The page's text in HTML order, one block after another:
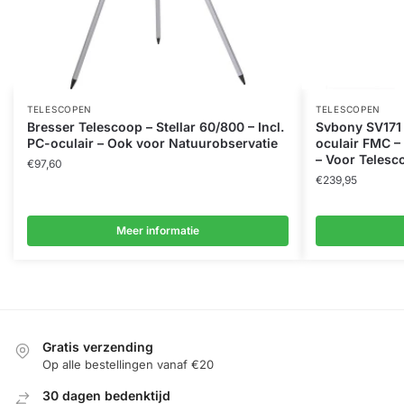
TELESCOPEN
Bresser Telescoop – Stellar 60/800 – Incl.
PC-oculair – Ook voor Natuurobservatie
€97,60
Meer informatie
TELESCOPEN
Svbony
oculair FMC
– Voor
€239,95
Gratis verzending
Op alle bestellingen vanaf €20
30 dagen bedenktijd